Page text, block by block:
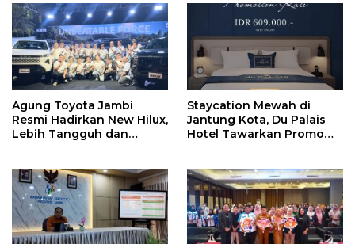
Remedium
Agung Toyota Jambi
Resmi Hadirkan New Hilux,
Lebih Tangguh dan
Aktivitas
Staycation Mewah di
Jantung Kota, Du Palais
Hotel Tawarkan Promo